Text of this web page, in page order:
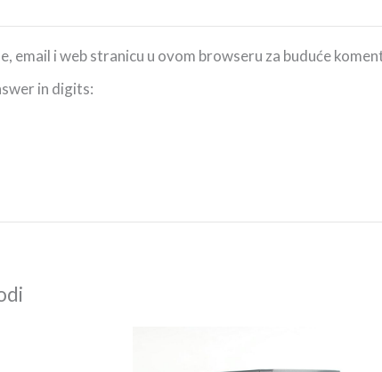
email i web stranicu u ovom browseru za buduće
in digits: